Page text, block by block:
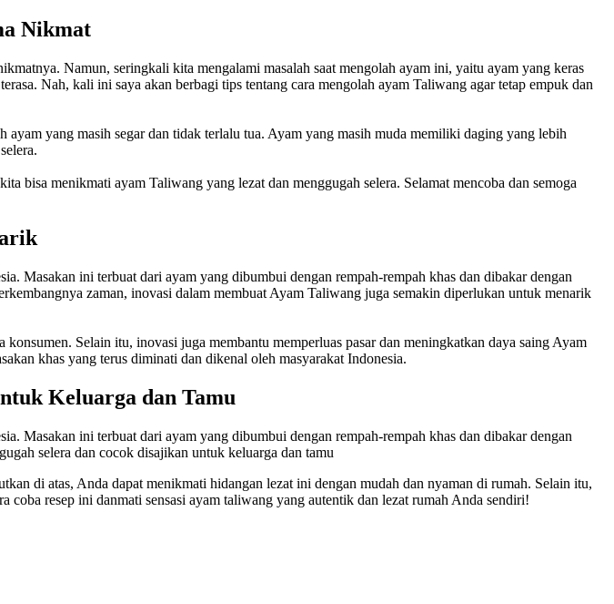
Nikmat
Namun, seringkali kita mengalami masalah saat mengolah ayam ini, yaitu ayam yang keras
Nah, kali ini saya akan berbagi tips tentang cara mengolah ayam Taliwang agar tetap empuk dan
yang masih segar dan tidak terlalu tua. Ayam yang masih muda memiliki daging yang lebih
bisa menikmati ayam Taliwang yang lezat dan menggugah selera. Selamat mencoba dan semoga
Masakan ini terbuat dari ayam yang dibumbui dengan rempah-rempah khas dan dibakar dengan
zaman, inovasi dalam membuat Ayam Taliwang juga semakin diperlukan untuk menarik
Selain itu, inovasi juga membantu memperluas pasar dan meningkatkan daya saing Ayam
khas yang terus diminati dan dikenal oleh masyarakat Indonesia.
Keluarga dan Tamu
Masakan ini terbuat dari ayam yang dibumbui dengan rempah-rempah khas dan dibakar dengan
selera dan cocok disajikan untuk keluarga dan tamu
di atas, Anda dapat menikmati hidangan lezat ini dengan mudah dan nyaman di rumah. Selain itu,
resep ini danmati sensasi ayam taliwang yang autentik dan lezat rumah Anda sendiri!